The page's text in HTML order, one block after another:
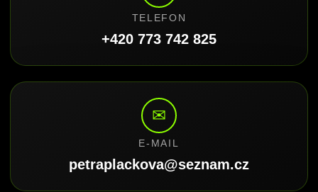
TELEFON
+420 773 742 825
✉
E-MAIL
petraplackova@seznam.cz